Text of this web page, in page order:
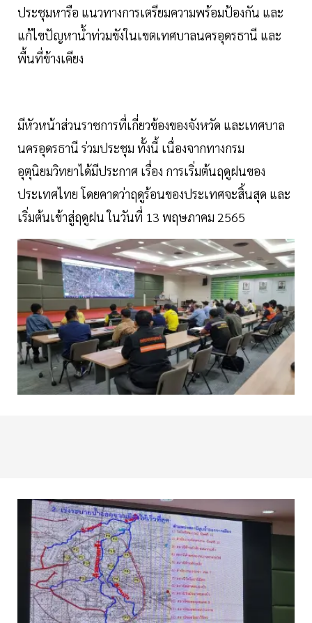
ประชุมหารือ แนวทางการเตรียมความพร้อมป้องกัน และ
แก้ไขปัญหาน้ำท่วมขังในเขตเทศบาลนครอุดรธานี และ
พื้นที่ข้างเคียง
มีหัวหน้าส่วนราชการที่เกี่ยวข้องของจังหวัด และเทศบาล
นครอุดรธานี ร่วมประชุม ทั้งนี้ เนื่องจากทางกรม
อุตุนิยมวิทยาได้มีประกาศ เรื่อง การเริ่มต้นฤดูฝนของ
ประเทศไทย โดยคาดว่าฤดูร้อนของประเทศจะสิ้นสุด และ
เริ่มต้นเข้าสู่ฤดูฝน ในวันที่ 13 พฤษภาคม 2565